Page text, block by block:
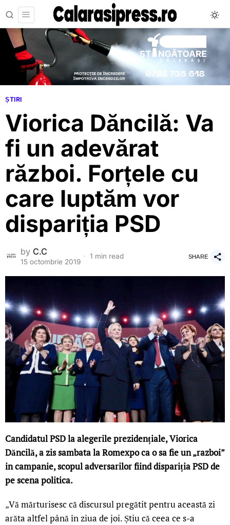
ȘTIRI
Viorica Dăncilă: Va
fi un adevărat
război. Forțele cu
care luptăm vor
dispariția PSD
by C.C
15 octombrie 2019
1 min read SHARE
Candidatul PSD la alegerile prezidențiale, Viorica
Dăncilă, a zis sambata la Romexpo ca o sa fie un „razboi”
in campanie, scopul adversarilor fiind dispariția PSD de
pe scena politica.
„Vă mărturisesc că discursul pregătit pentru această zi
arăta altfel până în ziua de joi. Știu că ceea ce s-a